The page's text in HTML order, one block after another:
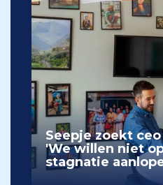
Seepje zoekt
'We willen niet
stagnatie